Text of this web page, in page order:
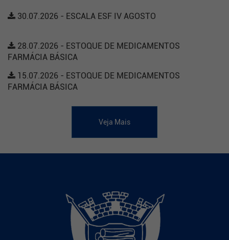
30.07.2026 - ESCALA ESF IV AGOSTO
28.07.2026 - ESTOQUE DE MEDICAMENTOS
FARMÁCIA BÁSICA
15.07.2026 - ESTOQUE DE MEDICAMENTOS
FARMÁCIA BÁSICA
Veja Mais